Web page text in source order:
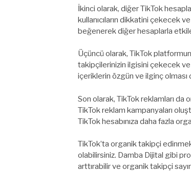
İkinci olarak, diğer TikTok
kullanıcıların dikkatini çekecek
beğenerek diğer hesaplarla
Üçüncü olarak, TikTok
takipçilerinizin ilgisini çekecek ve
içeriklerin özgün ve ilginç olması
Son olarak, TikTok reklamları
TikTok reklam kampanyaları
TikTok hesabınıza daha fazla
TikTok’ta organik takipçi
olabilirsiniz. Damba Dijital gibi
arttırabilir ve organik takipçi